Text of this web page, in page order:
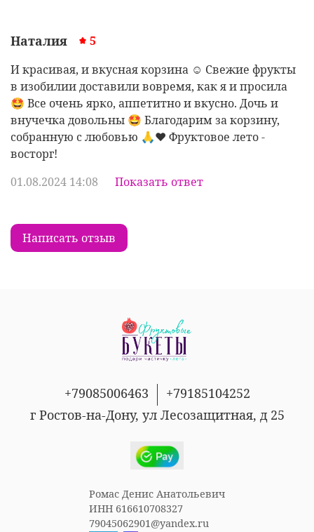
Наталия
5
И красивая, и вкусная корзина ☺️ Свежие фрукты
в изобилии доставили вовремя, как я и просила
🤩 Все очень ярко, аппетитно и вкусно. Дочь и
внучечка довольны 🤩 Благодарим за корзину,
собранную с любовью 🙏❤️ Фруктовое лето -
восторг!
01.08.2024 14:08
Показать ответ
Написать отзыв
+79085006463
+79185104252
г Ростов-на-Дону, ул Лесозащитная, д 25
Ромас Денис Анатольевич
ИНН 616610708327
79045062901@yandex.ru